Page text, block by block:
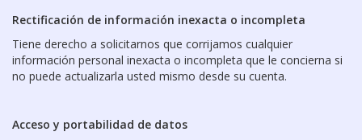
Rectificación de información inexacta o incompleta
Tiene derecho a solicitarnos que corrijamos cualquier
información personal inexacta o incompleta que le concierna si
no puede actualizarla usted mismo desde su cuenta.
Acceso y portabilidad de datos